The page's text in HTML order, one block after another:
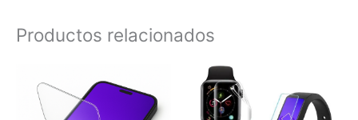
Productos relacionados